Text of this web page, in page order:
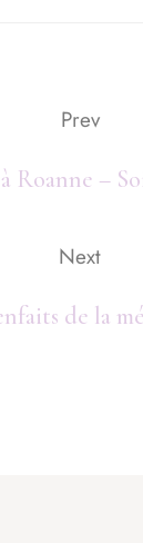
Prev
Roanne –
Next
de la